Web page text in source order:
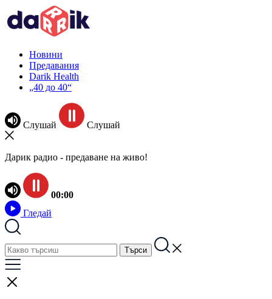
Новини
Предавания
Darik Health
„40 до 40“
Слушай Слушай
Дарик радио - предаване на живо!
00:00
Гледай